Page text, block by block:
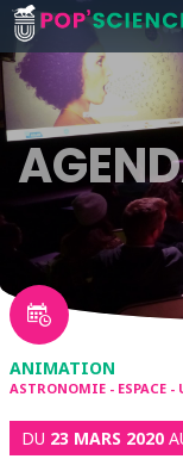
ANIMATION
ASTRONOMIE - ESPACE -
DU 23 MARS 2020